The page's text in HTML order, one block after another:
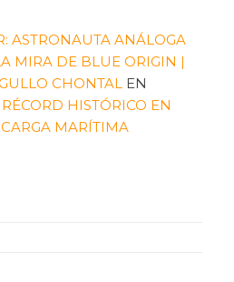
ASTRONAUTA ANÁLOGA
MIRA DE BLUE ORIGIN |
CHONTAL EN
HISTÓRICO EN
MARÍTIMA